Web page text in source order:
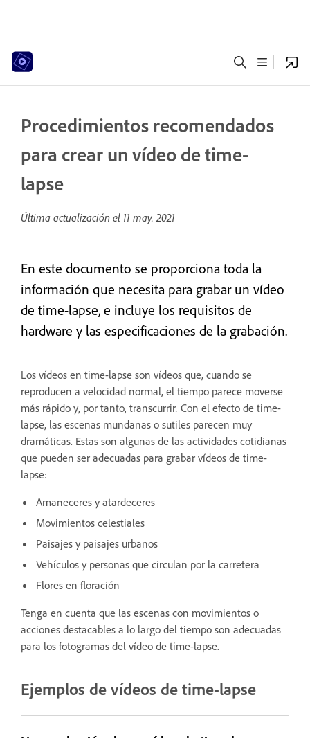
Procedimientos recomendados
para crear un vídeo de time-
lapse
Última actualización el 11 may. 2021
En este documento se proporciona toda la
información que necesita para grabar un vídeo
de time-lapse, e incluye los requisitos de
hardware y las especificaciones de la grabación.
Los vídeos en time-lapse son vídeos que, cuando se
reproducen a velocidad normal, el tiempo parece moverse
más rápido y, por tanto, transcurrir. Con el efecto de time-
lapse, las escenas mundanas o sutiles parecen muy
dramáticas. Estas son algunas de las actividades cotidianas
que pueden ser adecuadas para grabar vídeos de time-
lapse:
Amaneceres y atardeceres
Movimientos celestiales
Paisajes y paisajes urbanos
Vehículos y personas que circulan por la carretera
Flores en floración
Tenga en cuenta que las escenas con movimientos o
acciones destacables a lo largo del tiempo son adecuadas
para los fotogramas del vídeo de time-lapse.
Ejemplos de vídeos de time-lapse